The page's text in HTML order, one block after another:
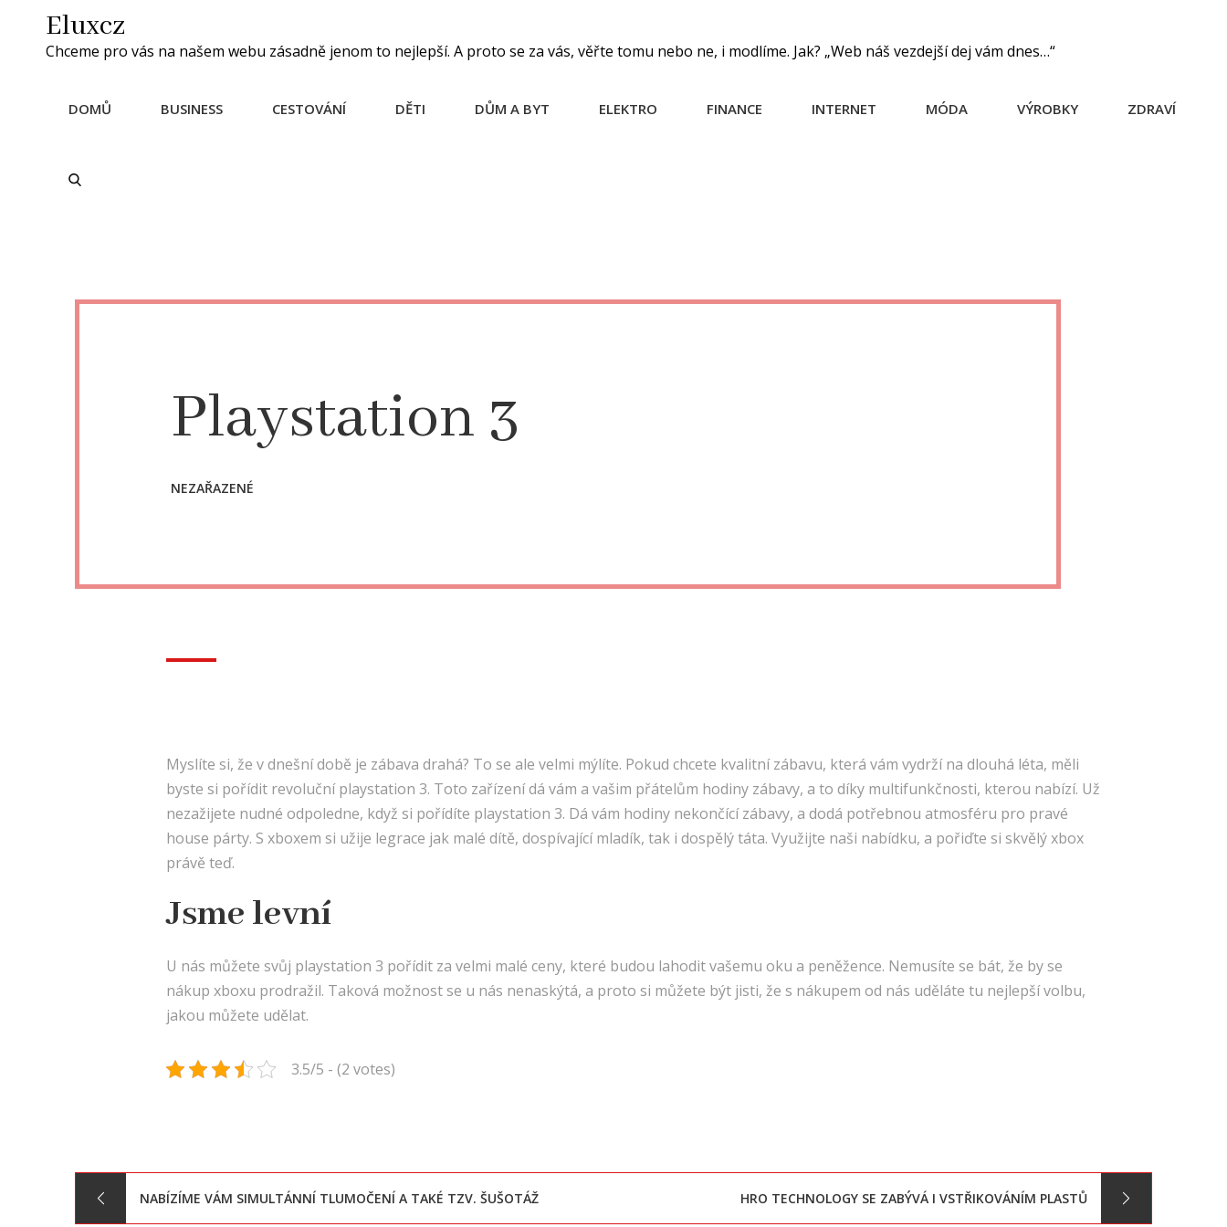
content
Eluxcz
Chceme pro vás na našem webu zásadně jenom to nejlepší. A proto se za vás, věřte tomu nebo ne, i modlíme. Jak? „Web náš vezdejší dej vám dnes…“
DOMŮ BUSINESS CESTOVÁNÍ DĚTI DŮM A BYT ELEKTRO FINANCE INTERNET MÓDA VÝROBKY ZDRAVÍ
Playstation 3
NEZAŘAZENÉ
Myslíte si, že v dnešní době je zábava drahá? To se ale velmi mýlíte. Pokud chcete kvalitní zábavu, která vám vydrží na dlouhá léta, měli
byste si pořídit revoluční playstation 3. Toto zařízení dá vám a vašim přátelům hodiny zábavy, a to díky multifunkčnosti, kterou nabízí. Už
nezažijete nudné odpoledne, když si pořídíte playstation 3. Dá vám hodiny nekončící zábavy, a dodá potřebnou atmosféru pro pravé
house párty. S xboxem si užije legrace jak malé dítě, dospívající mladík, tak i dospělý táta. Využijte naši nabídku, a pořiďte si skvělý xbox
právě teď.
Jsme levní
U nás můžete svůj playstation 3 pořídit za velmi malé ceny, které budou lahodit vašemu oku a peněžence. Nemusíte se bát, že by se
nákup xboxu prodražil. Taková možnost se u nás nenaskýtá, a proto si můžete být jisti, že s nákupem od nás uděláte tu nejlepší volbu,
jakou můžete udělat.
3.5/5 - (2 votes)
Navigace
NABÍZÍME VÁM SIMULTÁNNÍ TLUMOČENÍ A TAKÉ TZV. ŠUŠOTÁŽ HRO TECHNOLOGY SE ZABÝVÁ I VSTŘIKOVÁNÍM PLASTŮ